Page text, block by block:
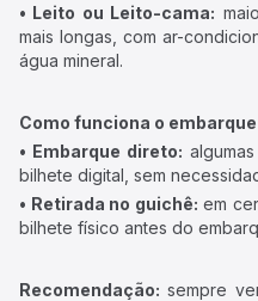
• Leito ou Leito-cama:
mais longas, com ar-
água mineral.
Como funciona o embarque
• Embarque direto:
bilhete digital, sem
• Retirada no guichê: em
bilhete físico antes do
Recomendação: sempre